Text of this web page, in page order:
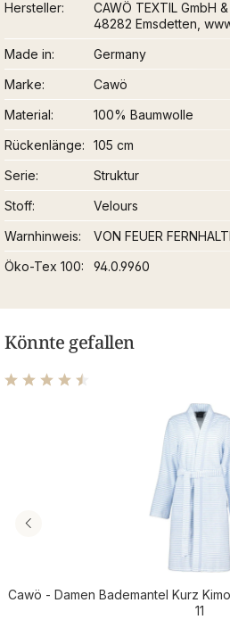
Hersteller
CAWÖ TEXTIL GmbH
48282 Emsdetten,
Made in
Germany
Marke
Cawö
Material
100% Baumwolle
Rückenlänge
105 cm
Serie
Struktur
Stoff
Velours
Warnhinweis
VON FEUER
Öko-Tex 100
94.0.9960
Könnte gefallen
Durchschnittliche Bewertung
Cawö - Damen Bademantel Kurz
11